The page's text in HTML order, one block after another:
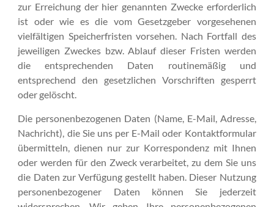
zur Erreichung der hier genannten Zwecke erforderlich
ist oder wie es die vom Gesetzgeber vorgesehenen
vielfältigen Speicherfristen vorsehen. Nach Fortfall des
jeweiligen Zweckes bzw. Ablauf dieser Fristen werden
die entsprechenden Daten routinemäßig und
entsprechend den gesetzlichen Vorschriften gesperrt
oder gelöscht.
Die personenbezogenen Daten (Name, E-Mail, Adresse,
Nachricht), die Sie uns per E-Mail oder Kontaktformular
übermitteln, dienen nur zur Korrespondenz mit Ihnen
oder werden für den Zweck verarbeitet, zu dem Sie uns
die Daten zur Verfügung gestellt haben. Dieser Nutzung
personenbezogener Daten können Sie jederzeit